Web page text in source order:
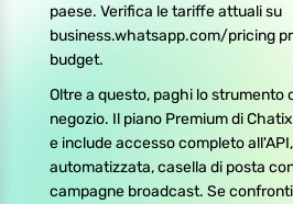
paese. Verifica le tariffe attuali su
business.whatsapp.com/pricing
budget.
Oltre a questo, paghi lo strumento
negozio. Il piano Premium di
e include accesso completo
automatizzata, casella di posta
campagne broadcast. Se